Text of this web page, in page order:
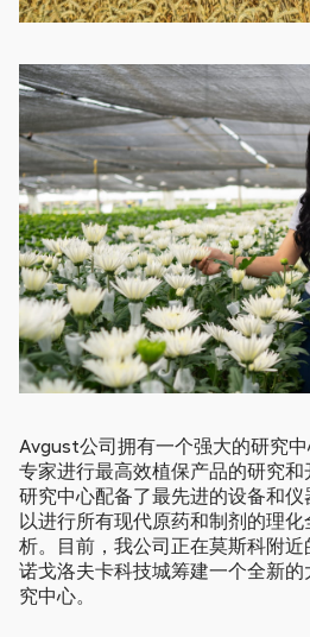
Avgust公司拥有一个强大的研究
专家进行最高效植保产品的研究和
研究中心配备了最先进的设备和仪
以进行所有现代原药和制剂的理化
析。目前，我公司正在莫斯科附近
诺戈洛夫卡科技城筹建一个全新的
究中心。